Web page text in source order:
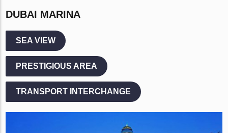
DUBAI MARINA
SEA VIEW
PRESTIGIOUS AREA
TRANSPORT INTERCHANGE